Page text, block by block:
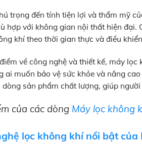
trọng đến tính tiện lợi và thẩm mỹ
hợp với không gian nội thất hiện
khí theo thời gian thực và điều
về công nghệ và thiết kế, máy
ai muốn bảo vệ sức khỏe và nâng
dòng sản phẩm chất lượng, giúp
của các dòng Máy lọc không
lọc không khí nổi bật của